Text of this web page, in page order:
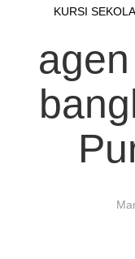
KURSI